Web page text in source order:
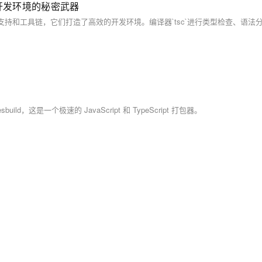
环境的秘密武器
，这是一个极速的 JavaScript 和 TypeScript 打包器。